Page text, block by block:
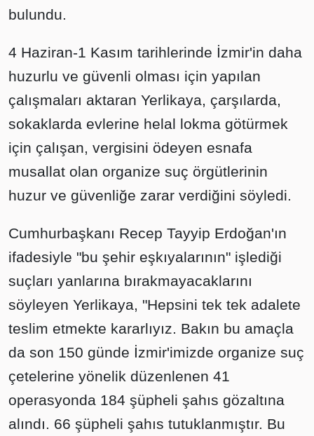
bulundu.
4 Haziran-1 Kasım tarihlerinde İzmir'in daha
huzurlu ve güvenli olması için yapılan
çalışmaları aktaran Yerlikaya, çarşılarda,
sokaklarda evlerine helal lokma götürmek
için çalışan, vergisini ödeyen esnafa
musallat olan organize suç örgütlerinin
huzur ve güvenliğe zarar verdiğini söyledi.
Cumhurbaşkanı Recep Tayyip Erdoğan'ın
ifadesiyle "bu şehir eşkıyalarının" işlediği
suçları yanlarına bırakmayacaklarını
söyleyen Yerlikaya, "Hepsini tek tek adalete
teslim etmekte kararlıyız. Bakın bu amaçla
da son 150 günde İzmir'imizde organize suç
çetelerine yönelik düzenlenen 41
operasyonda 184 şüpheli şahıs gözaltına
alındı. 66 şüpheli şahıs tutuklanmıştır. Bu